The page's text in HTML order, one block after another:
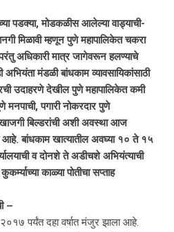
पडक्या, मोडकळीस आलेल्या वाड्याची-
मिळावी म्हणून पुणे महापालिकेत चकरा
अधिकारी मात्र जागेवरून हलण्याचे
मंडळी बांधकाम व्यावसायिकांसाठी
उदाहरणे देखील पुणे महापालिकेत कमी
मनपाची, पगारी नोकरदार पुणे
बिल्डरांची अशी अवस्था आज
आहे. बांधकाम खात्यातील अवघ्या १० ते १५
व दोनशे ते अडीचशे अभियंत्याची
काळ्या पोतीचा सप्ताह
–
पर्यंत दहा वर्षात मंजुर झाला आहे.